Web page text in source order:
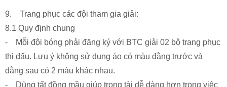
9. Trang phục các đội tham gia giải:
8.1 Quy định chung
- Mỗi đội bóng phải đăng ký với BTC giải 02 bộ trang phục
thi đấu. Lưu ý không sử dụng áo có màu đằng trước và
đằng sau có 2 màu khác nhau.
- Dùng tất đồng mầu giúp trọng tài dễ dàng hơn trong việc